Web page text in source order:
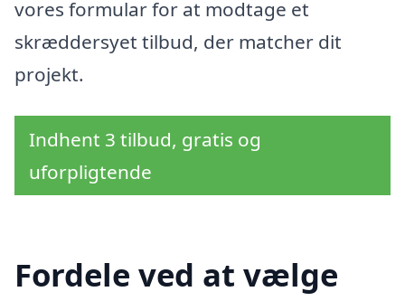
vores formular for at modtage et
skræddersyet tilbud, der matcher dit
projekt.
Indhent 3 tilbud, gratis og
uforpligtende
Fordele ved at vælge